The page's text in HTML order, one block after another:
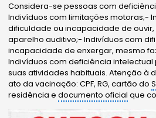
Considera-se pessoas com
Indivíduos com limitações motoras;-
dificuldade ou incapacidade de
aparelho auditivo;- Indivíduos com
incapacidade de enxergar, mesmo
Indivíduos com deficiência
suas atividades habituais. Atenção à
ato da vacinação: CPF, RG, cartão do
residência edocumento oficial que